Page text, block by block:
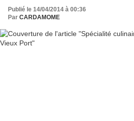
Publié le 14/04/2014 à 00:36
Par CARDAMOME